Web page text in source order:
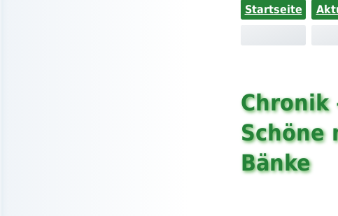
Startseite
Chronik
Schöne
Bänke